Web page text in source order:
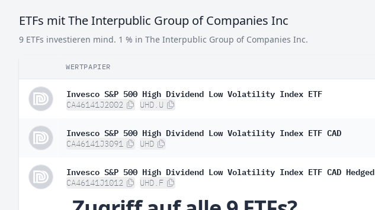
ETFs mit The Interpublic Group of Companies Inc
9 ETFs investieren mind. 1 % in The Interpublic Group of Companies Inc.
WERTPAPIER
Invesco S&P 500 High Dividend Low Volatility Index ETF
CA46141J2002 UHD.U
Invesco S&P 500 High Dividend Low Volatility Index ETF CAD
CA46141J3091 UHD
Invesco S&P 500 High Dividend Low Volatility Index ETF CAD Hedged
CA46141J1012 UHD.F